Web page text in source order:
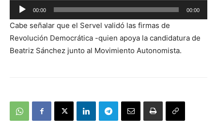
Reproductor
de
audio
00:00 00:00
Cabe señalar que el Servel validó las firmas de
Revolución Democrática -quien apoya la candidatura de
Beatriz Sánchez junto al Movimiento Autonomista.